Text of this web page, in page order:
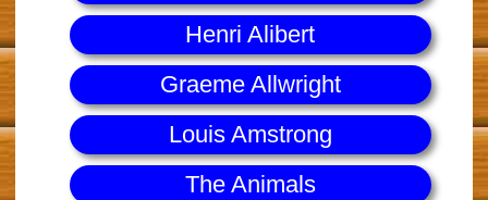
Henri Alibert
Graeme Allwright
Louis Amstrong
The Animals